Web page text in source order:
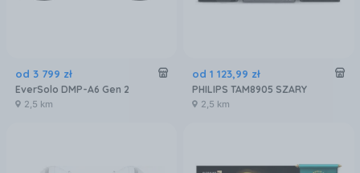
od 3 799 zł
EverSolo DMP-A6 Gen 2
2,5 km
od 1 123,99 zł
PHILIPS TAM8905 SZARY
2,5 km